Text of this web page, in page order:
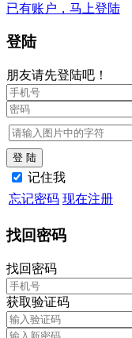
已有账户，马上登陆
登陆
朋友请先登陆吧！
记住我
忘记密码 现在注册
找回密码
找回密码
获取验证码